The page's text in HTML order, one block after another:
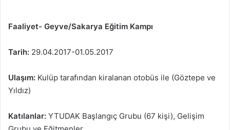
Faaliyet- Geyve/Sakarya Eğitim Kampı
Tarih: 29.04.2017-01.05.2017
Ulaşım: Kulüp tarafından kiralanan otobüs ile (Göztepe ve
Yıldız)
Katılanlar: YTUDAK Başlangıç Grubu (67 kişi), Gelişim